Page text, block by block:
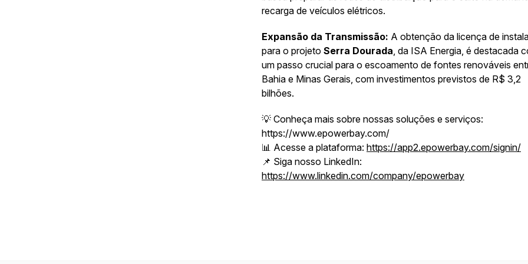
recarga de veículos elétricos.
Expansão da Transmissão: A obtenção da licença de
para o projeto Serra Dourada, da ISA Energia, é destacada
um passo crucial para o escoamento de fontes renováveis
Bahia e Minas Gerais, com investimentos previstos de R$ 3,2
bilhões.
💡 Conheça mais sobre nossas soluções e serviços:
https://www.epowerbay.com/
📊 Acesse a plataforma: https://app2.epowerbay.com/signin/
📌 Siga nosso LinkedIn:
https://www.linkedin.com/company/epowerbay